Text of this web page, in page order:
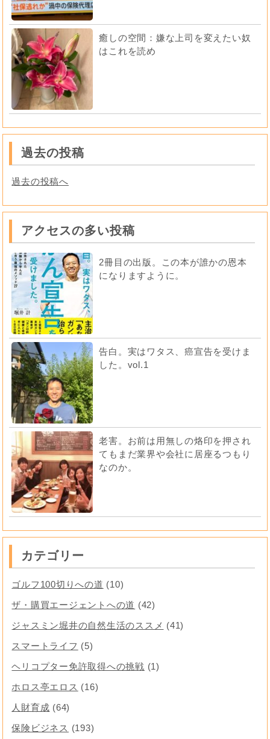
癒しの空間：嫌な上司を変えたい奴
はこれを読め
過去の投稿
過去の投稿へ
アクセスの多い投稿
2冊目の出版。この本が誰かの恩本
になりますように。
告白。実はワタス、癌宣告を受けま
した。vol.1
老害。お前は用無しの烙印を押され
てもまだ業界や会社に居座るつもり
なのか。
カテゴリー
ゴルフ100切りへの道 (10)
ザ・購買エージェントへの道 (42)
ジャスミン堀井の自然生活のススメ (41)
スマートライフ (5)
ヘリコプター免許取得への挑戦 (1)
ホロス亭エロス (16)
人財育成 (64)
保険ビジネス (193)